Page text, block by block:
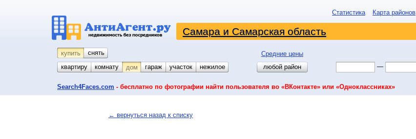
Статистика Карта районов
Самара и Самарская область
купить снять
Средние цены
квартиру
комнату койко-место
дом гараж участок нежилое любой район —
Search4Faces.com - бесплатно по фотографии найти пользователя во «ВКонтакте» или «Одноклассниках»
← вернуться назад к списку